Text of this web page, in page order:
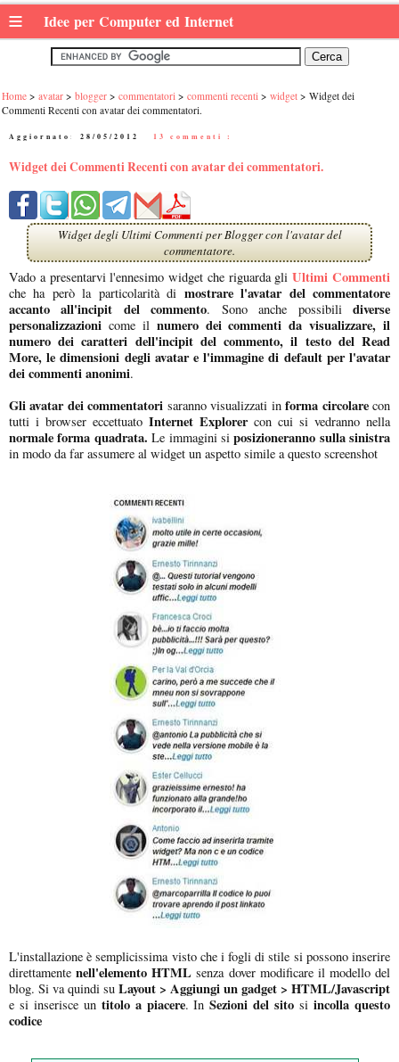
≡ Idee per Computer ed Internet
Home avatar blogger commentatori commenti recenti widget
Widget dei
Commenti Recenti con avatar dei commentatori.
Aggiornato: 28/05/2012 13 commenti :
Widget dei Commenti Recenti con avatar dei commentatori.
Widget degli Ultimi Commenti per Blogger con l'avatar del
commentatore.
Vado a presentarvi l'ennesimo widget che riguarda gliUltimi Commenti
che ha però la particolarità di mostrare l'avatar del commentatore
accanto all'incipit del commento. Sono anche possibilidiverse
personalizzazioni come il numero dei commenti da visualizzare, il
numero dei caratteri dell'incipit del commento, il testo del Read
More, le dimensioni degli avatar e l'immagine di default per l'avatar
dei commenti anonimi.
Gli avatar dei commentatori saranno visualizzati informa circolarecon
tutti i browser eccettuato Internet Explorercon cui si vedranno nella
normale forma quadrata. Le immagini siposizioneranno sulla sinistra
in modo da far assumere al widget un aspetto simile a questo screenshot
L'installazione è semplicissima visto che i fogli di stile si possono inserire
direttamentenell'elemento HTML senza dover modificare il modello del
blog. Si va quindi su Layout > Aggiungi un gadget > HTML/Javascript
e si inserisce un titolo a piacere. InSezioni del sito siincolla questo
codice